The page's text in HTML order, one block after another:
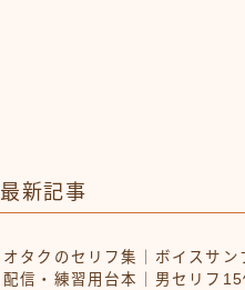
最新記事
オタクのセリフ集｜ボイスサン
配信・練習用台本｜男セリフ15